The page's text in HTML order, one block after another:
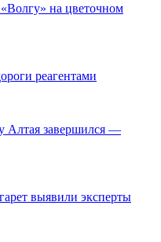
на цветочном
реагентами
Алтая завершился —
выявили эксперты